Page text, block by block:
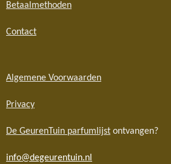
Betaalmethoden
Contact
Algemene Voorwaarden
Privacy
De GeurenTuin parfumlijst ontvangen?
info@degeurentuin.nl